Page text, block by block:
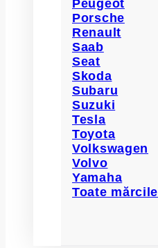
Peugeot
Porsche
Renault
Saab
Seat
Skoda
Subaru
Suzuki
Tesla
Toyota
Volkswagen
Volvo
Yamaha
Toate mărcile